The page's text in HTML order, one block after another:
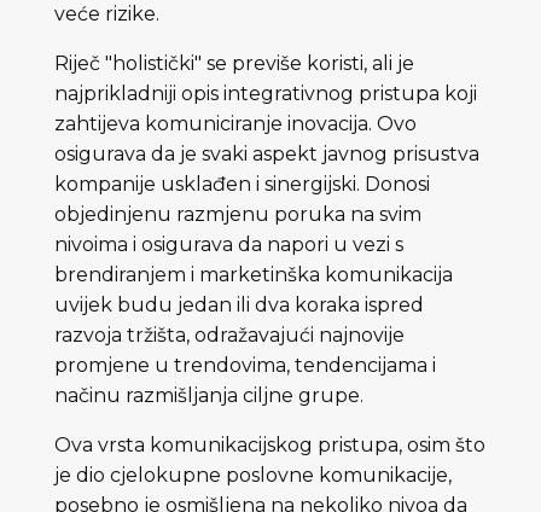
veće rizike.
Riječ "holistički" se previše koristi, ali je
najprikladniji opis integrativnog pristupa koji
zahtijeva komuniciranje inovacija. Ovo
osigurava da je svaki aspekt javnog prisustva
kompanije usklađen i sinergijski. Donosi
objedinjenu razmjenu poruka na svim
nivoima i osigurava da napori u vezi s
brendiranjem i marketinška komunikacija
uvijek budu jedan ili dva koraka ispred
razvoja tržišta, odražavajući najnovije
promjene u trendovima, tendencijama i
načinu razmišljanja ciljne grupe.
Ova vrsta komunikacijskog pristupa, osim što
je dio cjelokupne poslovne komunikacije,
posebno je osmišljena na nekoliko nivoa da